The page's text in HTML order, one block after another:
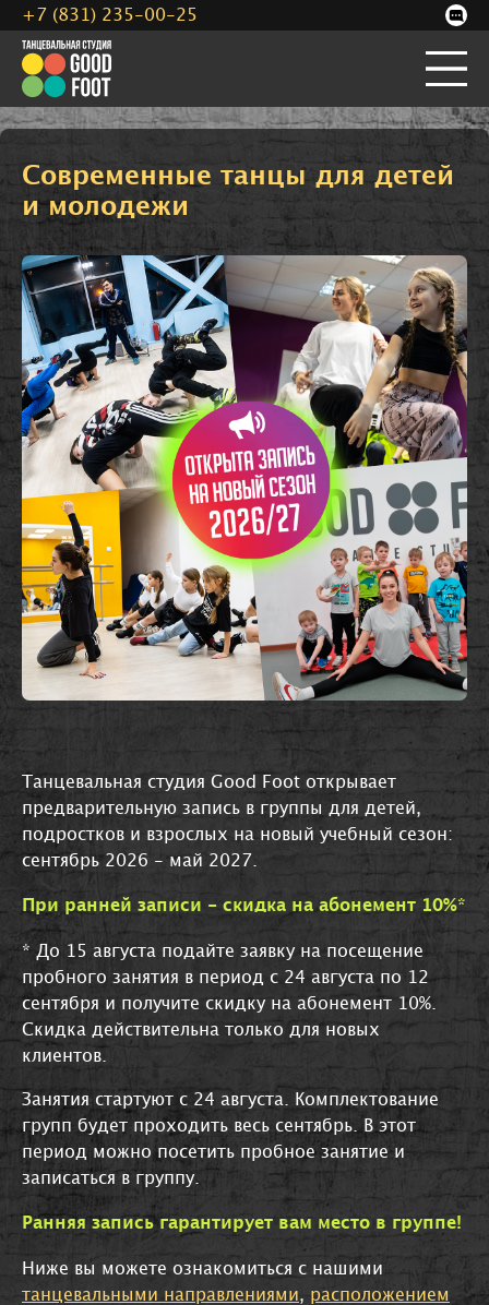
Современные танцы для детей
и молодежи
Танцевальная студия Good Foot открывает
предварительную запись в группы для детей,
подростков и взрослых на новый учебный сезон:
сентябрь 2026 - май 2027.
При ранней записи - скидка на абонемент 10%*
* До 15 августа подайте заявку на посещение
пробного занятия в период с 24 августа по 12
сентября и получите скидку на абонемент 10%.
Скидка действительна только для новых
клиентов.
Занятия стартуют с 24 августа. Комплектование
групп будет проходить весь сентябрь. В этот
период можно посетить пробное занятие и
записаться в группу.
Ранняя запись гарантирует вам место в группе!
Ниже вы можете ознакомиться с нашими
танцевальными направлениями, расположением
+7 (831) 235-00-25